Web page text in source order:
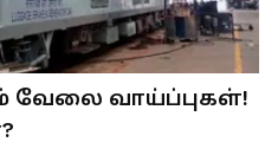
வேலை வாய்ப்புகள்!